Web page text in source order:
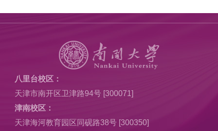
八里台校区：
天津市南开区卫津路94号 [300071]
津南校区：
天津海河教育园区同砚路38号 [300350]